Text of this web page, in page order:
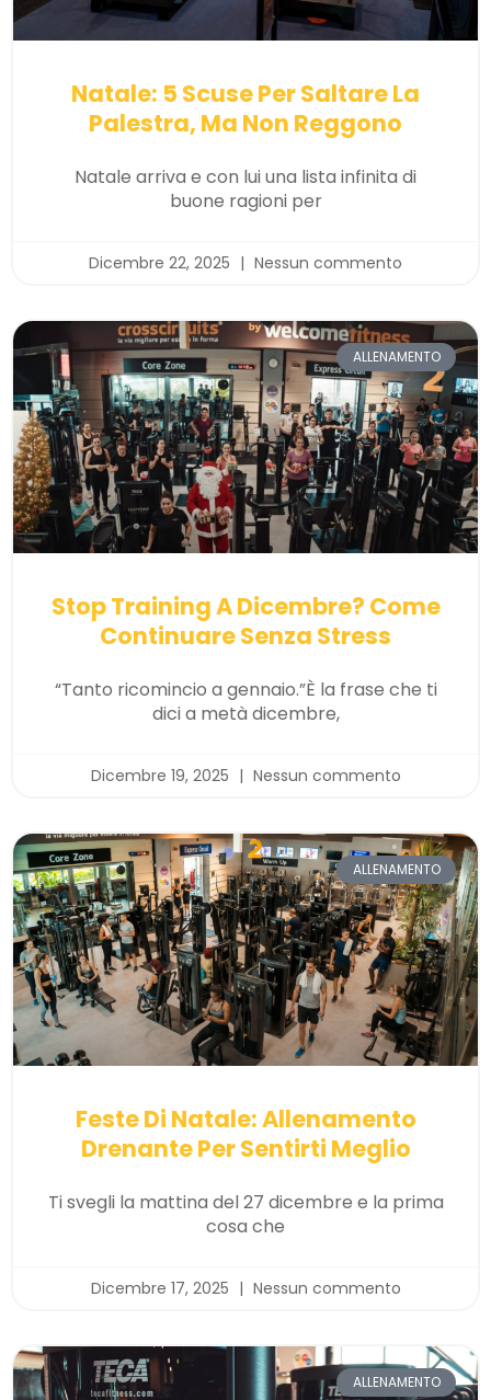
Natale: 5 Scuse Per Saltare La
Palestra, Ma Non Reggono
Natale arriva e con lui una lista infinita di
buone ragioni per
Dicembre 22, 2025 Nessun commento
ALLENAMENTO
Stop Training A Dicembre? Come
Continuare Senza Stress
“Tanto ricomincio a gennaio.”È la frase che ti
dici a metà dicembre,
Dicembre 19, 2025 Nessun commento
ALLENAMENTO
Feste Di Natale: Allenamento
Drenante Per Sentirti Meglio
Ti svegli la mattina del 27 dicembre e la prima
cosa che
Dicembre 17, 2025 Nessun commento
ALLENAMENTO